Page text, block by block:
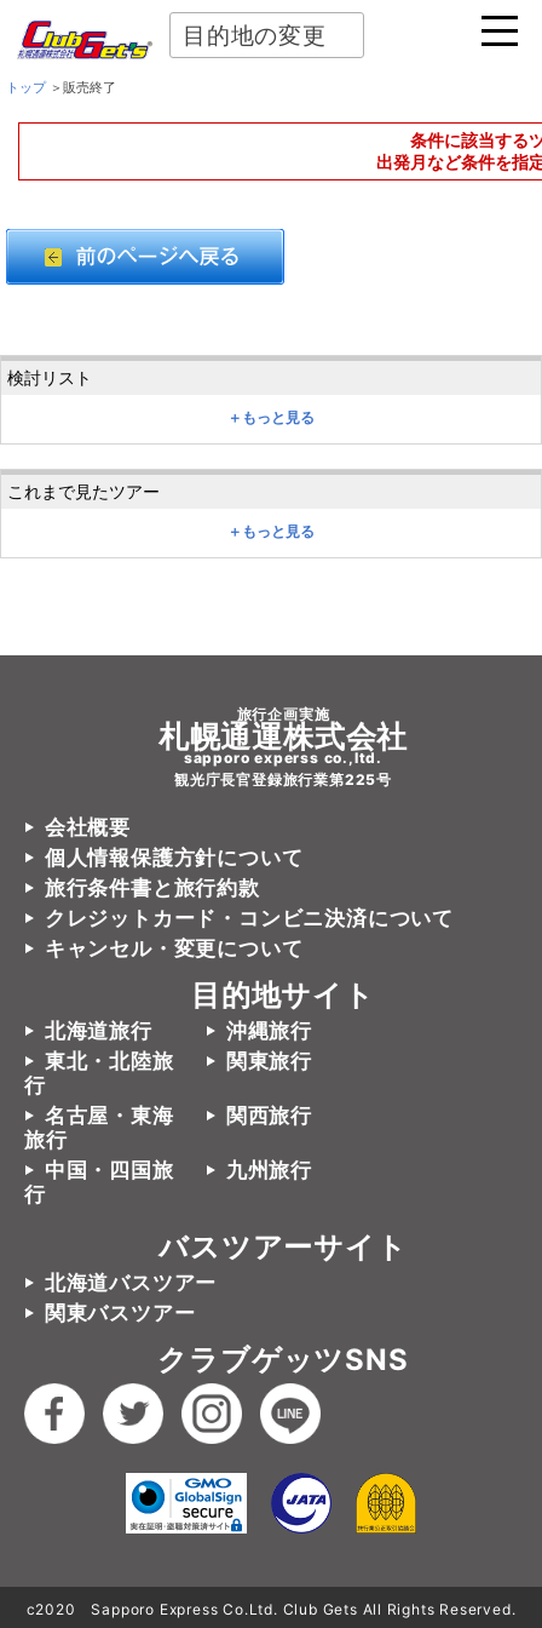
目的地の変更
トップ＞販売終了
条件に該当する
出発月など条件を指
＋もっと見る
＋もっと見る
旅行企画実施
札幌通運株式会社
sapporo experss co.,ltd.
観光庁長官登録旅行業第225号
会社概要
個人情報保護方針について
旅行条件書と旅行約款
クレジットカード・コンビニ決済について
キャンセル・変更について
目的地サイト
北海道旅行
沖縄旅行
東北・北陸旅
行
関東旅行
名古屋・東海
旅行
関西旅行
中国・四国旅
行
九州旅行
バスツアーサイト
北海道バスツアー
関東バスツアー
クラブゲッツSNS
c2020 Sapporo Express Co.Ltd. Club Gets All Rights Reserved.